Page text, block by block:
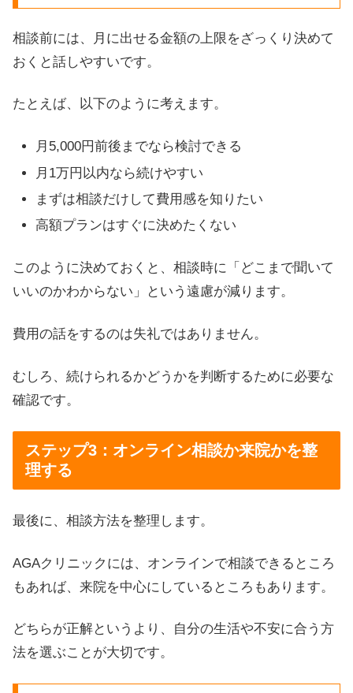
相談前には、月に出せる金額の上限をざっくり決めて
おくと話しやすいです。
たとえば、以下のように考えます。
月5,000円前後までなら検討できる
月1万円以内なら続けやすい
まずは相談だけして費用感を知りたい
高額プランはすぐに決めたくない
このように決めておくと、相談時に「どこまで聞いて
いいのかわからない」という遠慮が減ります。
費用の話をするのは失礼ではありません。
むしろ、続けられるかどうかを判断するために必要な
確認です。
ステップ3：オンライン相談か来院かを整
理する
最後に、相談方法を整理します。
AGAクリニックには、オンラインで相談できるところ
もあれば、来院を中心にしているところもあります。
どちらが正解というより、自分の生活や不安に合う方
法を選ぶことが大切です。